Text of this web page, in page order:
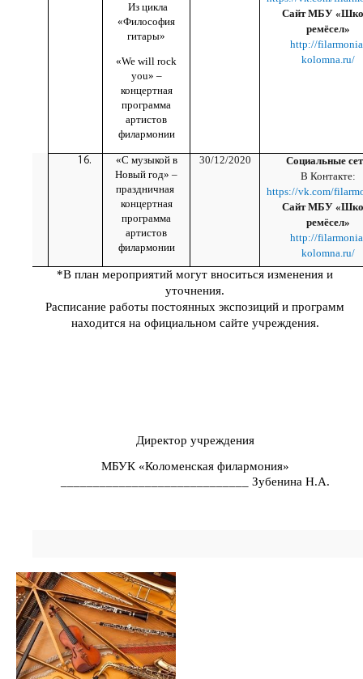
Из цикла
«Философия
гитары»
«We will rock
you» –
концертная
программа
артистов
филармонии
Сайт МБУ
ремёсел»
http://
kolomna.ru/
«С музыкой в
Новый год» –
праздничная
концертная
программа
артистов
филармонии
30/12/2020
Социальные
В Контакте:
https://vk.com/
Сайт МБУ
ремёсел»
http://
kolomna.ru/
*В план мероприятий могут вноситься изменения и
уточнения.
Расписание работы постоянных экспозиций и программ
находится на официальном сайте учреждения.
Директор учреждения
МБУК «Коломенская филармония»
_____________________________ Зубенина Н.А.